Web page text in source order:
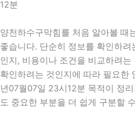
12분
양천하수구막힘를 처음 알아볼 때
좋습니다. 단순히 정보를 확인하
인지, 비용이나 조건을 비교하려
확인하려는 것인지에 따라 필요한
년07월07일 23시12분 목적이 정
도 중요한 부분을 더 쉽게 구분할